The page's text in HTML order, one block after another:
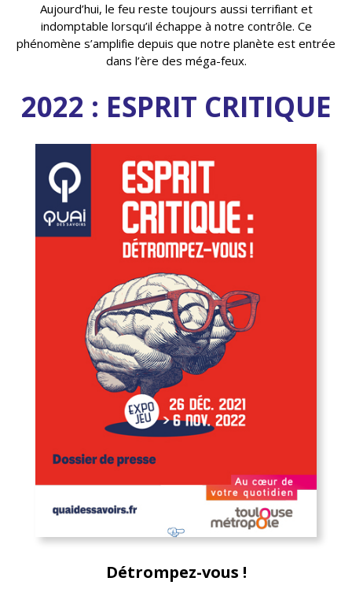
Aujourd’hui, le feu reste toujours aussi terrifiant et
indomptable lorsqu’il échappe à notre contrôle. Ce
phénomène s’amplifie depuis que notre planète est entrée
dans l’ère des méga-feux.
2022 : ESPRIT CRITIQUE
Détrompez-vous !